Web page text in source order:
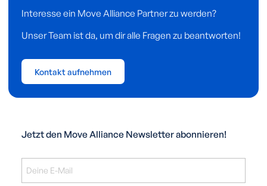
Interesse ein Move Alliance Partner zu werden?
Unser Team ist da, um dir alle Fragen zu beantworten!
Kontakt aufnehmen
Jetzt den Move Alliance Newsletter abonnieren!